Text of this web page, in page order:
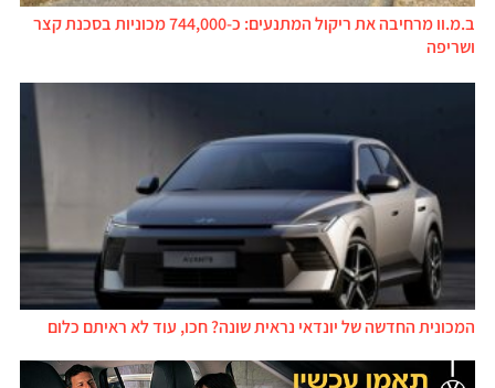
ב.מ.וו מרחיבה את ריקול המתנעים: כ-744,000 מכוניות בסכנת קצר
ושריפה
המכונית החדשה של יונדאי נראית שונה? חכו, עוד לא ראיתם כלום